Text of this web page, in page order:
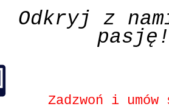
Odkryj z
pasję!
Zadzwoń i